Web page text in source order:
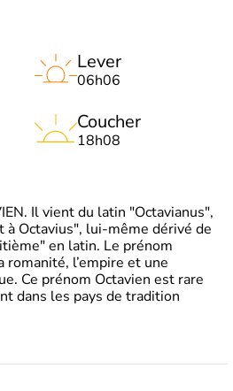
Lever
06h06
Coucher
18h08
Il vient du latin "Octavianus",
à Octavius", lui-même dérivé de
en latin. Le prénom
romanité, l’empire et une
Ce prénom Octavien est rare
dans les pays de tradition